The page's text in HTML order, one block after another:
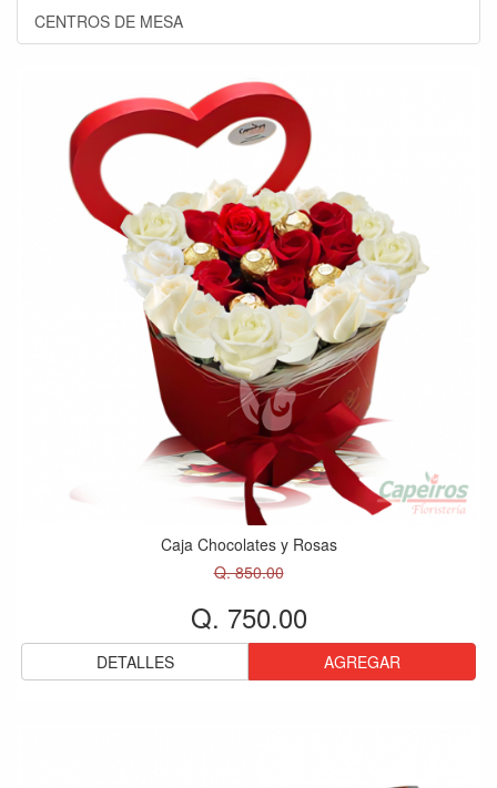
CENTROS DE MESA
Caja Chocolates y Rosas
Q. 850.00
Q. 750.00
DETALLES AGREGAR